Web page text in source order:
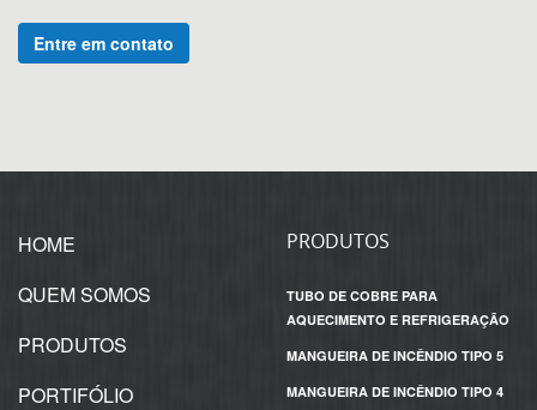
Entre em contato
HOME
QUEM SOMOS
PRODUTOS
PORTIFÓLIO
PRODUTOS
TUBO DE COBRE PARA
AQUECIMENTO E REFRIGERAÇÃO
MANGUEIRA DE INCÊNDIO TIPO 5
MANGUEIRA DE INCÊNDIO TIPO 4